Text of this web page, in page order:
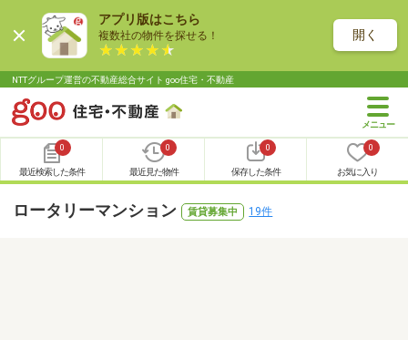
アプリ版はこちら
複数社の物件を探せる！ 開く
NTTグループ運営の不動産総合サイト goo住宅・不動産
0
最近検索した条件
0
最近見た物件
0
保存した条件
0
お気に入り
ロータリーマンション 賃貸募集中 19件